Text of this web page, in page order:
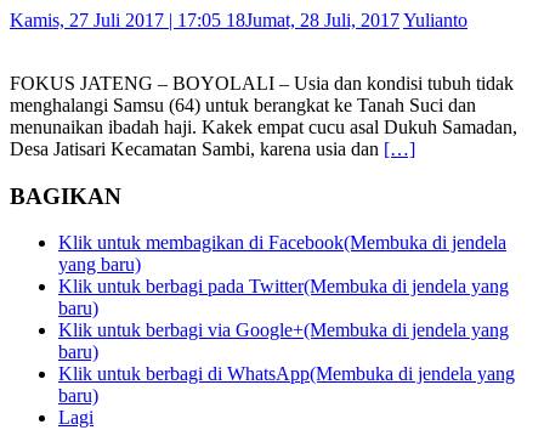
Kamis, 27 Juli 2017 | 17:05 18Jumat, 28 Juli, 2017Yulianto
FOKUS JATENG – BOYOLALI – Usia dan kondisi tubuh tidak
menghalangi Samsu (64) untuk berangkat ke Tanah Suci dan
menunaikan ibadah haji. Kakek empat cucu asal Dukuh Samadan,
Desa Jatisari Kecamatan Sambi, karena usia dan […]
BAGIKAN
Klik untuk membagikan di Facebook(Membuka di jendela
yang baru)
Klik untuk berbagi pada Twitter(Membuka di jendela yang
baru)
Klik untuk berbagi via Google+(Membuka di jendela yang
baru)
Klik untuk berbagi di WhatsApp(Membuka di jendela yang
baru)
Lagi